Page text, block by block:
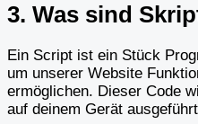
3. Was sind
Ein Script ist ein Stück
um unserer Website
ermöglichen. Dieser Code
auf deinem Gerät